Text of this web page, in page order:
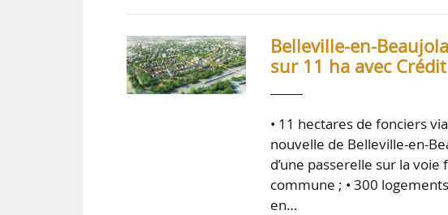
Belleville-en-
sur 11 ha avec
• 11 hectares de fonciers
nouvelle de Belleville-en-
d’une passerelle sur la
commune ; • 300
en…